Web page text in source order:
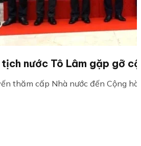
nước Tô Lâm gặp gỡ
thăm cấp Nhà nước đến Cộng